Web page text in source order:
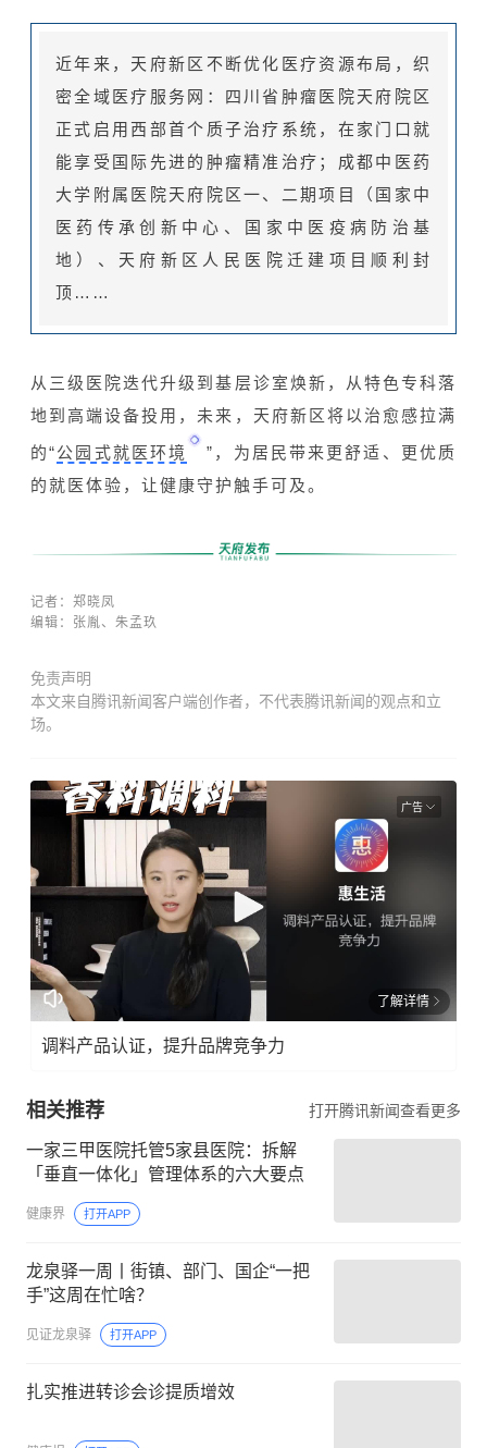
近年来，天府新区不断优化医疗资源布局，织
密全域医疗服务网：四川省肿瘤医院天府院区
正式启用西部首个质子治疗系统，在家门口就
能享受国际先进的肿瘤精准治疗；成都中医药
大学附属医院天府院区一、二期项目（国家中
医药传承创新中心、国家中医疫病防治基
地）、天府新区人民医院迁建项目顺利封
顶……
从三级医院迭代升级到基层诊室焕新，从特色专科落
地到高端设备投用，未来，天府新区将以治愈感拉满
的“公园式就医环境
”，为居民带来更舒适、更优质
的就医体验，让健康守护触手可及。
记者： 郑晓凤
编辑：张胤、朱孟玖
免责声明
本文来自腾讯新闻客户端创作者，不代表腾讯新闻的观点和立
场。
广告
了解详情
调料产品认证，提升品牌竞争力
相关推荐 打开腾讯新闻查看更多
一家三甲医院托管5家县医院：拆解
「垂直一体化」管理体系的六大要点
健康界 打开APP
龙泉驿一周丨街镇、部门、国企“一把
手”这周在忙啥？
见证龙泉驿 打开APP
扎实推进转诊会诊提质增效